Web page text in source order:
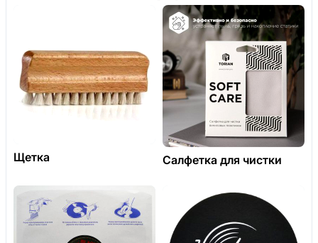
Щетка Салфетка для чистки